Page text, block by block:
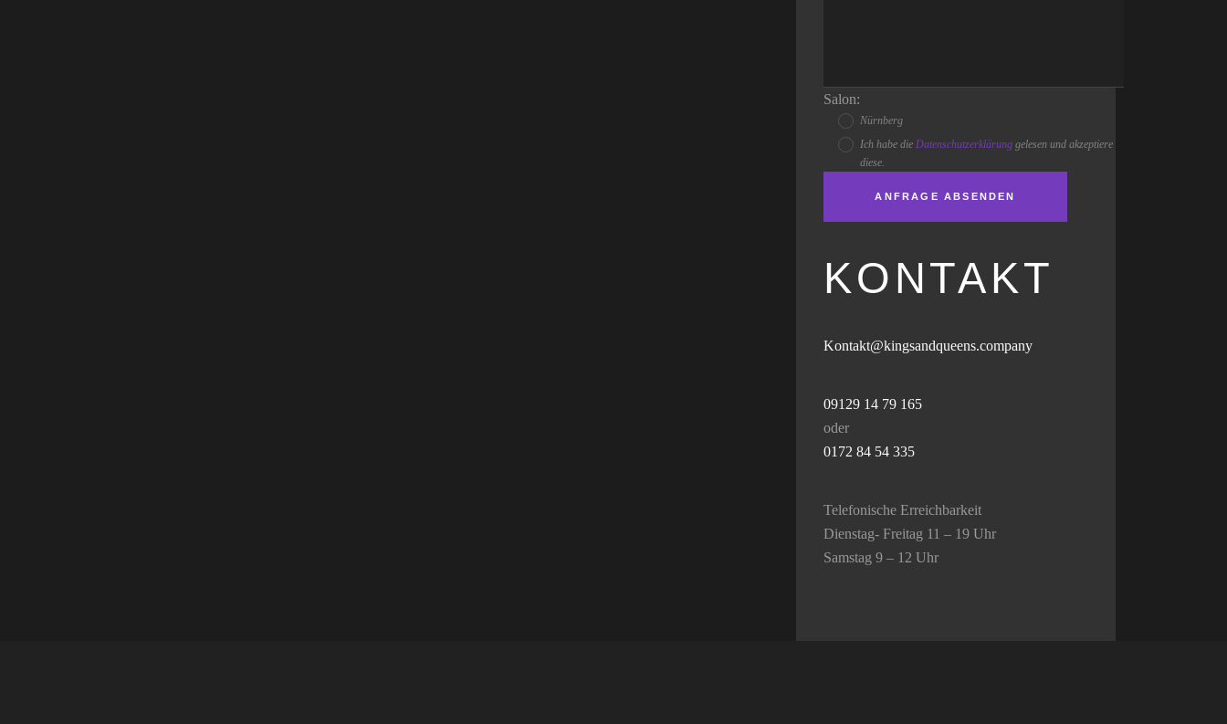
Salon:
Nürnberg
Ich habe dieDatenschutzerklärung gelesen und akzeptiere
diese.
KONTAKT
Kontakt@kingsandqueens.company
09129 14 79 165
oder
0172 84 54 335
Telefonische Erreichbarkeit
Dienstag- Freitag 11 – 19 Uhr
Samstag 9 – 12 Uhr